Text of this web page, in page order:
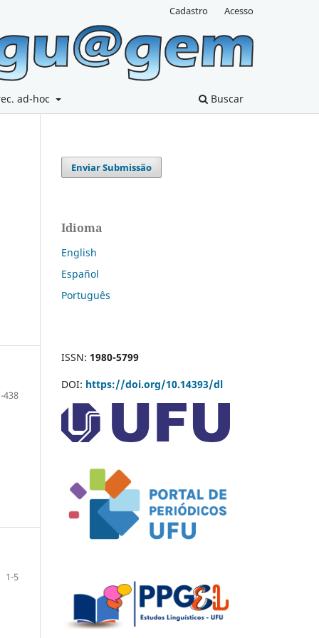
ad-hoc Buscar
Cadastro Acesso
438
1-5
Enviar Submissão
Idioma
English
Español
Português
ISSN: 1980-5799
DOI: https://doi.org/10.14393/dl